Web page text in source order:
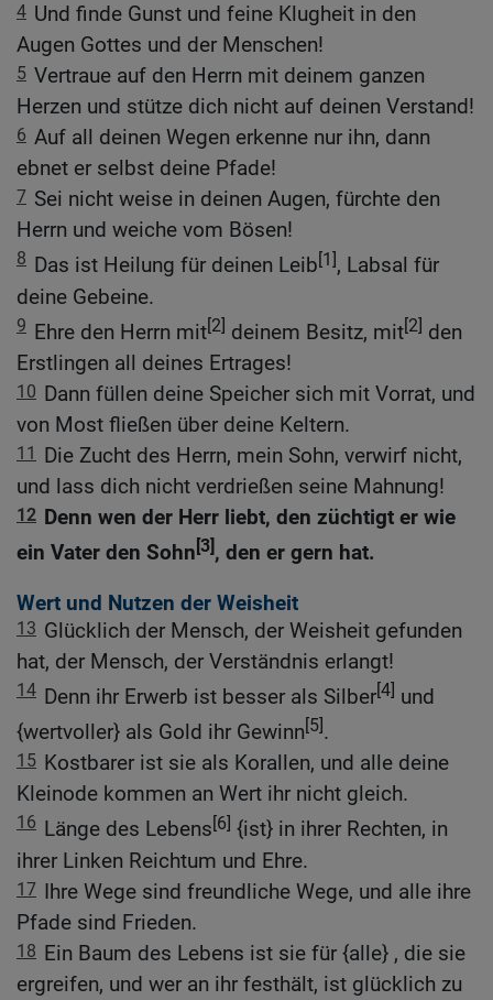
4 Und finde Gunst und feine Klugheit in den
Augen Gottes und der Menschen!
5 Vertraue auf den Herrn mit deinem ganzen
Herzen und stütze dich nicht auf deinen Verstand!
6 Auf all deinen Wegen erkenne nur ihn, dann
ebnet er selbst deine Pfade!
7 Sei nicht weise in deinen Augen, fürchte den
Herrn und weiche vom Bösen!
8 Das ist Heilung für deinen Leib[1], Labsal für
deine Gebeine.
9 Ehre den Herrn mit[2] deinem Besitz, mit[2] den
Erstlingen all deines Ertrages!
10 Dann füllen deine Speicher sich mit Vorrat, und
von Most fließen über deine Keltern.
11 Die Zucht des Herrn, mein Sohn, verwirf nicht,
und lass dich nicht verdrießen seine Mahnung!
12 Denn wen der Herr liebt, den züchtigt er wie
ein Vater den Sohn [3], den er gern hat.
Wert und Nutzen der Weisheit
13 Glücklich der Mensch, der Weisheit gefunden
hat, der Mensch, der Verständnis erlangt!
14 Denn ihr Erwerb ist besser als Silber[4] und
{wertvoller} als Gold ihr Gewinn[5].
15 Kostbarer ist sie als Korallen, und alle deine
Kleinode kommen an Wert ihr nicht gleich.
16 Länge des Lebens[6] {ist} in ihrer Rechten, in
ihrer Linken Reichtum und Ehre.
17 Ihre Wege sind freundliche Wege, und alle ihre
Pfade sind Frieden.
18 Ein Baum des Lebens ist sie für {alle} , die sie
ergreifen, und wer an ihr festhält, ist glücklich zu